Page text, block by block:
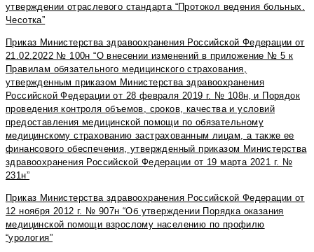
утверждении отраслевого стандарта “Протокол ведения больных.
Чесотка”
Приказ Министерства здравоохранения Российской Федерации от
21.02.2022 № 100н “О внесении изменений в приложение № 5 к
Правилам обязательного медицинского страхования,
утвержденным приказом Министерства здравоохранения
Российской Федерации от 28 февраля 2019 г. № 108н‚ и Порядок
проведения контроля объемов, сроков, качества и условий
предоставления медицинской помощи по обязательному
медицинскому страхованию застрахованным лицам, а также ее
финансового обеспечения, утвержденный приказом Министерства
здравоохранения Российской Федерации от 19 марта 2021 г. №
231н”
Приказ Министерства здравоохранения Российской Федерации от
12 ноября 2012 г. № 907н “Об утверждении Порядка оказания
медицинской помощи взрослому населению по профилю
“урология”